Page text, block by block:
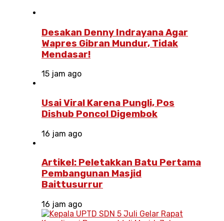
Desakan Denny Indrayana Agar
Wapres Gibran Mundur, Tidak
Mendasar!
15 jam ago
Usai Viral Karena Pungli, Pos
Dishub Poncol Digembok
16 jam ago
Artikel: Peletakkan Batu Pertama
Pembangunan Masjid
Baittusurrur
16 jam ago